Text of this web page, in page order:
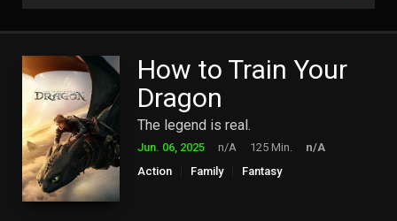
How to Train Your
Dragon
The legend is real.
Jun. 06, 2025 n/A 125 Min.
n/A
Action
Family Fantasy